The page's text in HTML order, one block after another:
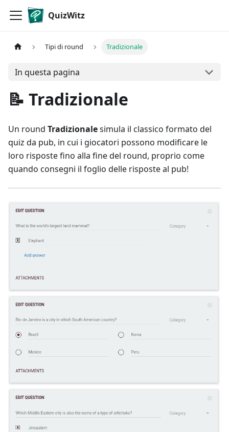
QuizWitz
Tipi di round Tradizionale
In questa pagina
📝 Tradizionale
Un round Tradizionalesimula il classico formato del
quiz da pub, in cui i giocatori possono modificare le
loro risposte fino alla fine del round, proprio come
quando consegni il foglio delle risposte al pub!